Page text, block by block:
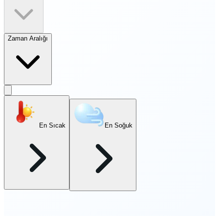
Zaman Aralığı
En Sıcak En Soğuk